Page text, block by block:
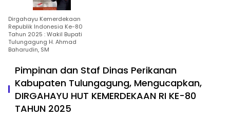
Dirgahayu Kemerdekaan
Republik Indonesia Ke-80
Tahun 2025 : Wakil Bupati
Tulungagung H. Ahmad
Baharudin, SM
Pimpinan dan Staf Dinas Perikanan
Kabupaten Tulungagung, Mengucapkan,
DIRGAHAYU HUT KEMERDEKAAN RI KE-80
TAHUN 2025